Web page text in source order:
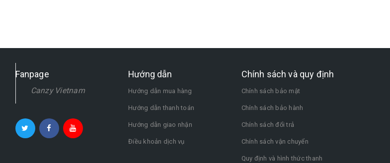
Fanpage
Canzy Vietnam
Hướng dẫn
Hướng dẫn mua hàng
Hướng dẫn thanh toán
Hướng dẫn giao nhận
Điều khoản dịch vụ
Chính sách và quy định
Chính sách bảo mật
Chính sách bảo hành
Chính sách đổi trả
Chính sách vận chuyển
Quy định và hình thức thanh